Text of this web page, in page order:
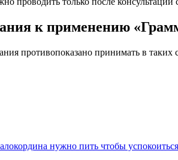
к применению
противопоказано принимать в таких
нужно пить чтобы успокоиться